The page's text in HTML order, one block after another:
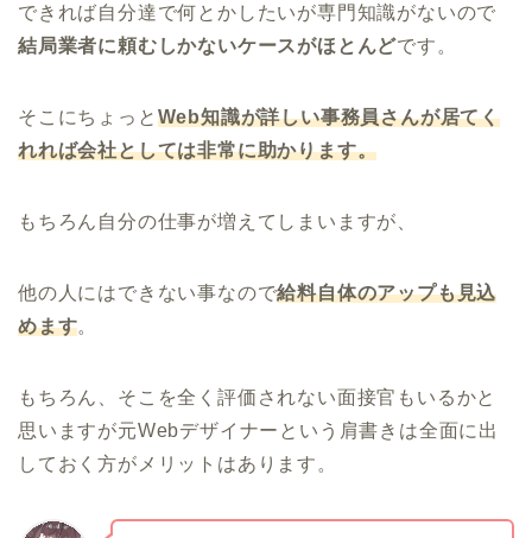
できれば自分達で何とかしたいが専門知識がないので
結局業者に頼むしかないケースがほとんどです。
そこにちょっと Web知識が詳しい事務員さんが居てく
れれば会社としては非常に助かります。
もちろん自分の仕事が増えてしまいますが、
他の人にはできない事なので給料自体のアップも見込
めます。
もちろん、そこを全く評価されない面接官もいるかと
思いますが元Webデザイナーという肩書きは全面に出
しておく方がメリットはあります。